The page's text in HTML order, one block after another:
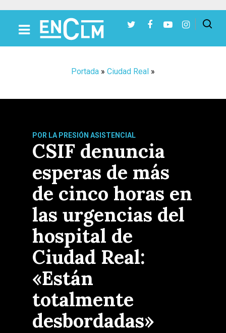
Portada » Ciudad Real »
POR LA PRESIÓN ASISTENCIAL
CSIF denuncia
esperas de más
de cinco horas en
las urgencias del
hospital de
Ciudad Real:
«Están
totalmente
desbordadas»